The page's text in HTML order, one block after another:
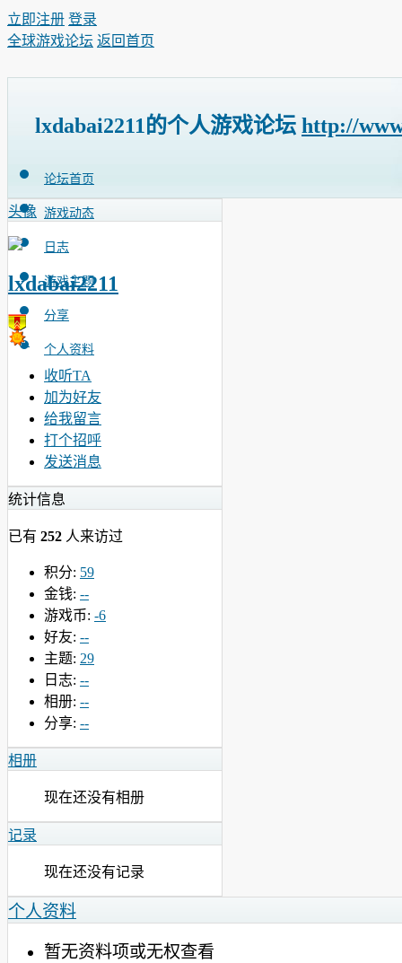
立即注册 登录
全球游戏论坛 返回首页
lxdabai2211的个人游戏论坛 http://
论坛首页
游戏动态
日志
游戏主题
分享
个人资料
头像
lxdabai2211
收听TA
加为好友
给我留言
打个招呼
发送消息
统计信息
已有 252 人来访过
积分: 59
金钱: --
游戏币: -6
好友: --
主题: 29
日志: --
相册: --
分享: --
相册
现在还没有相册
记录
现在还没有记录
个人资料
暂无资料项或无权查看